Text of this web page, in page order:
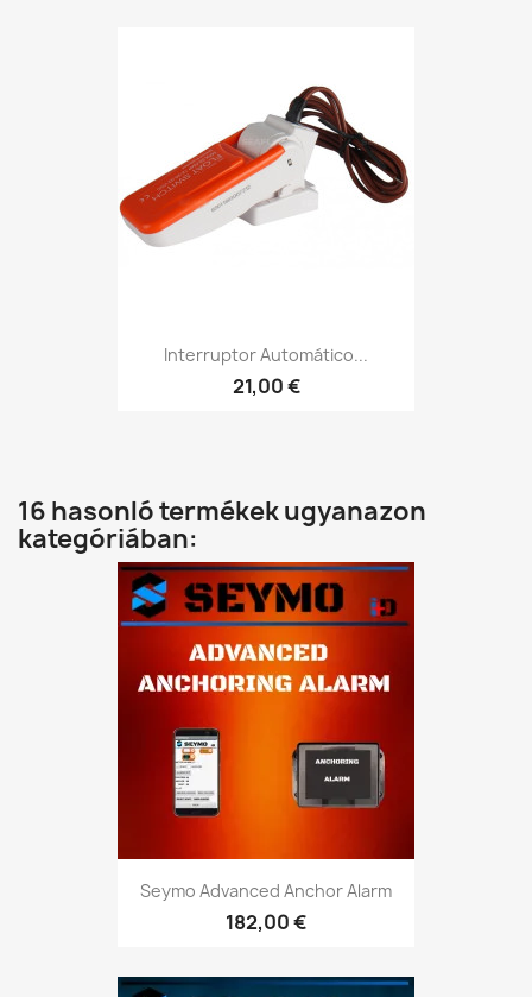
Interruptor Automático...
21,00 €
16 hasonló termékek ugyanazon
kategóriában:
Seymo Advanced Anchor Alarm
182,00 €